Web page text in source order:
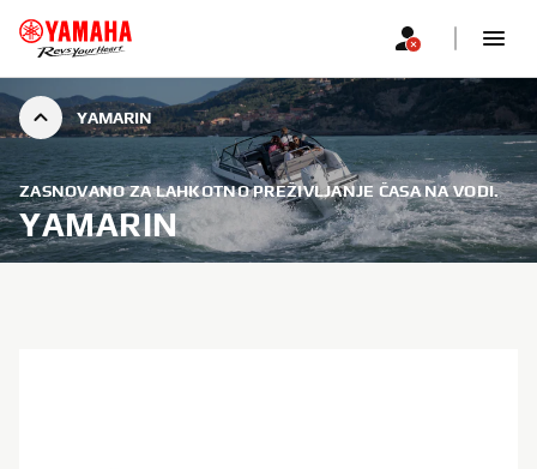
YAMARIN
ZASNOVANO ZA LAHKOTNO PREŽIVLJANJE ČASA NA VODI.
YAMARIN